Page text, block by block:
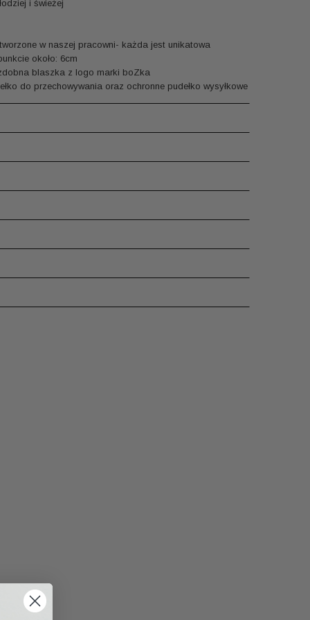
i świeżej
w naszej pracowni- każda jest unikatowa
około: 6cm
blaszka z logo marki boZka
do przechowywania oraz ochronne pudełko wysyłkowe